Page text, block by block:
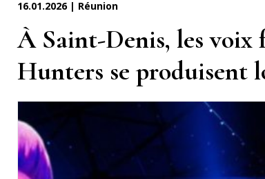
16.01.2026 | Réunion
À Saint-Denis, les voix
Hunters se produisent